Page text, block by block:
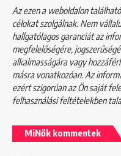
Az ezen a weboldalon
célokat szolgálnak. Nem
hallgatólagos garanciát az
megfelelőségére,
alkalmasságára vagy
másra vonatkozóan. Az
ezért szigorúan az Ön saját
felhasználási feltételekben
MiNők kommentek